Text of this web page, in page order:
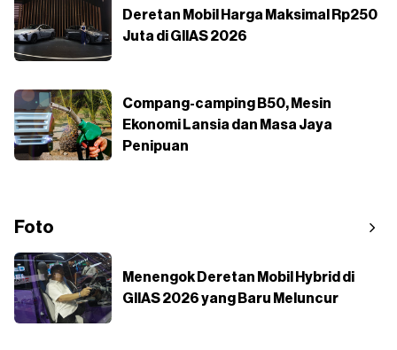
Deretan Mobil Harga Maksimal Rp250
Juta di GIIAS 2026
Compang-camping B50, Mesin
Ekonomi Lansia dan Masa Jaya
Penipuan
Foto
Menengok Deretan Mobil Hybrid di
GIIAS 2026 yang Baru Meluncur